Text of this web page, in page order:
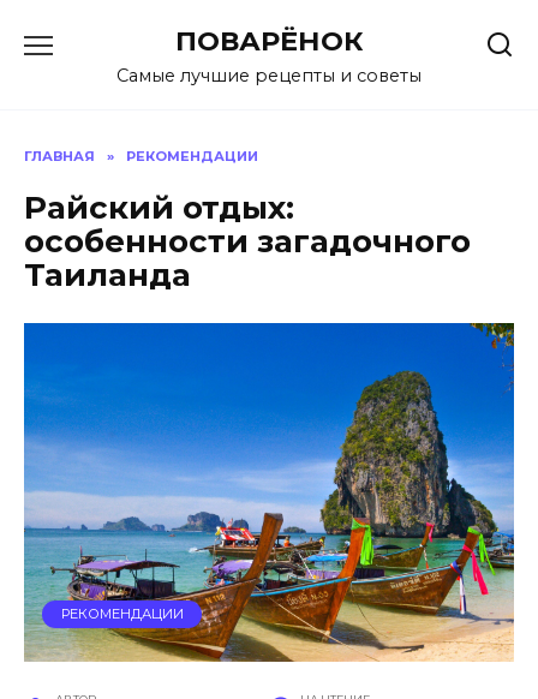
содержанию
ПОВАРЁНОК
Самые лучшие рецепты и советы
ГЛАВНАЯ » РЕКОМЕНДАЦИИ
Райский отдых:
особенности загадочного
Таиланда
РЕКОМЕНДАЦИИ